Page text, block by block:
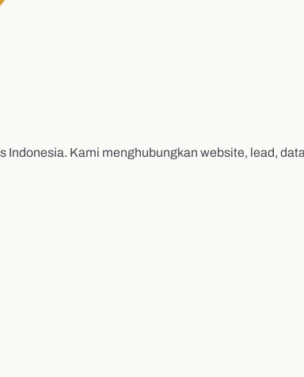
Kami menghubungkan website, lead,